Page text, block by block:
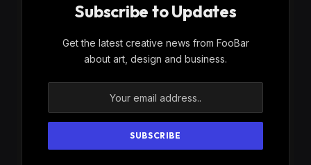
Subscribe to Updates
Get the latest creative news from FooBar
about art, design and business.